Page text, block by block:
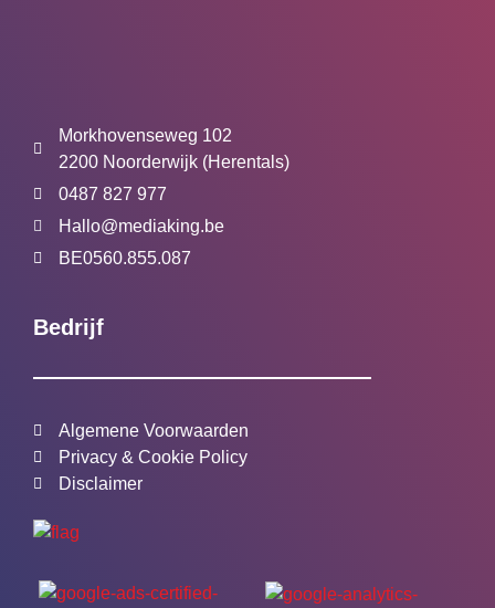
Morkhovenseweg 102
2200 Noorderwijk (Herentals)
0487 827 977
Hallo@mediaking.be
BE0560.855.087
Bedrijf
Algemene Voorwaarden
Privacy & Cookie Policy
Disclaimer